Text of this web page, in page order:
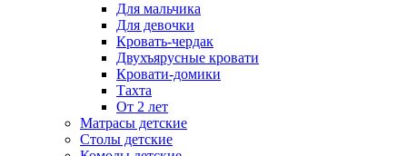
Для мальчика
Для девочки
Кровать-чердак
Двухъярусные кровати
Кровати-домики
Тахта
От 2 лет
Матрасы детские
Столы детские